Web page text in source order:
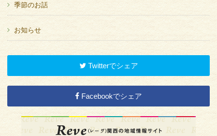
季節のお話
お知らせ
Twitterでシェア
Facebookでシェア